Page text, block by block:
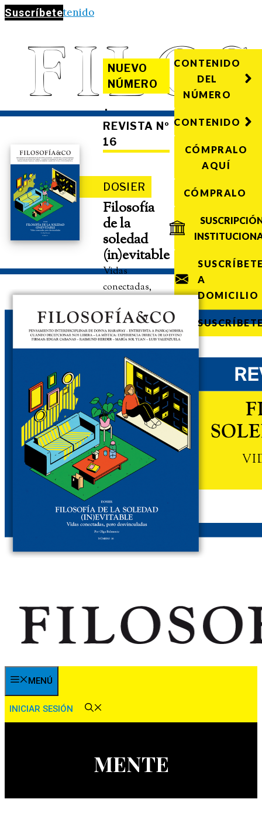
Suscríbete
Saltar al contenido
NUEVO
NÚMERO
·
REVISTA Nº
16
DOSIER
Filosofía
de la
soledad
(in)evitable
Vidas
conectadas,
desvinculadas
CONTENIDO
DEL
NÚMERO
CONTENIDO
CÓMPRALO
AQUÍ
CÓMPRALO
A
DOMICILIO
MENÚ
INICIAR SESIÓN
MENTE